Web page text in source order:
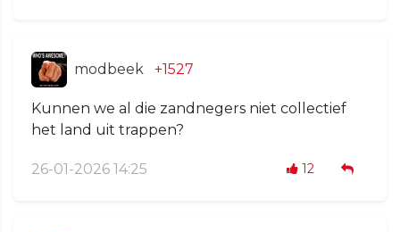
modbeek +1527
Kunnen we al die zandnegers niet collectief
het land uit trappen?
26-01-2026 14:25 12